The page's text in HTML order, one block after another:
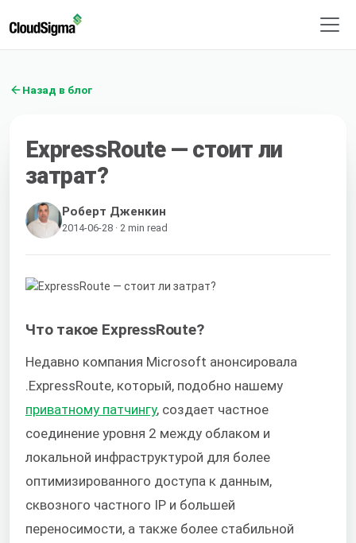
Назад в блог
ExpressRoute — стоит ли
затрат?
Роберт Дженкин
2014-06-28 · 2 min read
Что такое ExpressRoute?
Недавно компания Microsoft анонсировала
.ExpressRoute, который, подобно нашему
приватному патчингу, создает частное
соединение уровня 2 между облаком и
локальной инфраструктурой для более
оптимизированного доступа к данным,
сквозного частного IP и большей
переносимости, а также более стабильной